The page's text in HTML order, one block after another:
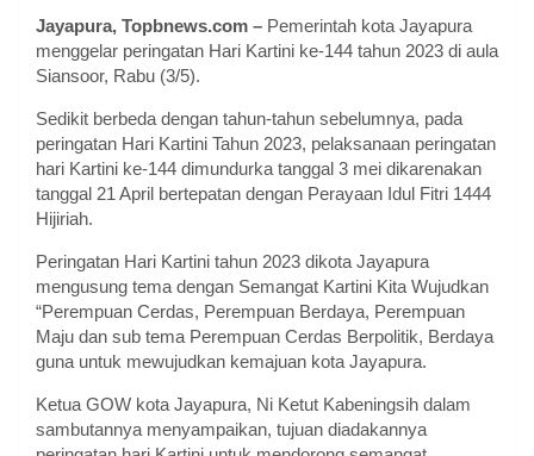
Jayapura, Topbnews.com – Pemerintah kota Jayapura
menggelar peringatan Hari Kartini ke-144 tahun 2023 di aula
Siansoor, Rabu (3/5).
Sedikit berbeda dengan tahun-tahun sebelumnya, pada
peringatan Hari Kartini Tahun 2023, pelaksanaan peringatan
hari Kartini ke-144 dimundurka tanggal 3 mei dikarenakan
tanggal 21 April bertepatan dengan Perayaan Idul Fitri 1444
Hijiriah.
Peringatan Hari Kartini tahun 2023 dikota Jayapura
mengusung tema dengan Semangat Kartini Kita Wujudkan
“Perempuan Cerdas, Perempuan Berdaya, Perempuan
Maju dan sub tema Perempuan Cerdas Berpolitik, Berdaya
guna untuk mewujudkan kemajuan kota Jayapura.
Ketua GOW kota Jayapura, Ni Ketut Kabeningsih dalam
sambutannya menyampaikan, tujuan diadakannya